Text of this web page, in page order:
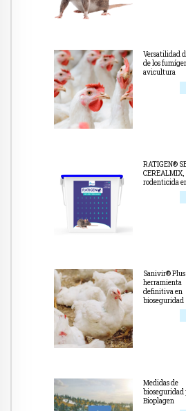
Versatilidad
de los
avicultura
RATIGEN®
CEREALMIX,
rodenticida
Sanivir® Plus
herramienta
definitiva en
bioseguridad
Medidas de
bioseguridad
Bioplagen